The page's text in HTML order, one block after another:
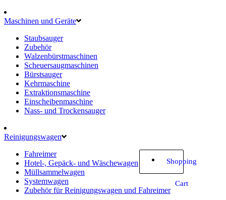
Shopping
Cart
Maschinen und Geräte
Staubsauger
Zubehör
Walzenbürstmaschinen
Scheuersaugmaschinen
Bürstsauger
Kehrmaschine
Extraktionsmaschine
Einscheibenmaschine
Nass- und Trockensauger
Reinigungswagen
Fahreimer
Hotel-, Gepäck- und Wäschewagen
Müllsammelwagen
Systemwagen
Zubehör für Reinigungswagen und Fahreimer